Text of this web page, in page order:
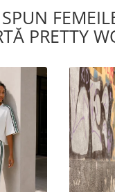
PRETTY